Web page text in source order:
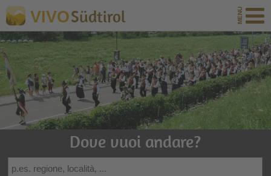
VIVOSüdtirol
Dove vuoi andare?